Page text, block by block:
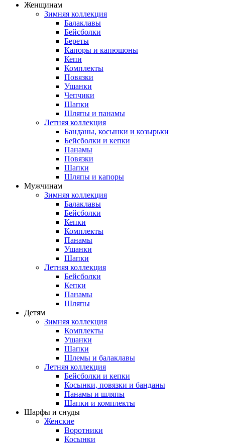
Женщинам
Зимняя коллекция
Балаклавы
Бейсболки
Береты
Капоры и капюшоны
Кепи
Комплекты
Повязки
Ушанки
Чепчики
Шапки
Шляпы и панамы
Летняя коллекция
Банданы, косынки и козырьки
Бейсболки и кепки
Панамы
Повязки
Шапки
Шляпы и капоры
Мужчинам
Зимняя коллекция
Балаклавы
Бейсболки
Кепки
Комплекты
Панамы
Ушанки
Шапки
Летняя коллекция
Бейсболки
Кепки
Панамы
Шляпы
Детям
Зимняя коллекция
Комплекты
Ушанки
Шапки
Шлемы и балаклавы
Летняя коллекция
Бейсболки и кепки
Косынки, повязки и банданы
Панамы и шляпы
Шапки и комплекты
Шарфы и снуды
Женские
Воротники
Косынки